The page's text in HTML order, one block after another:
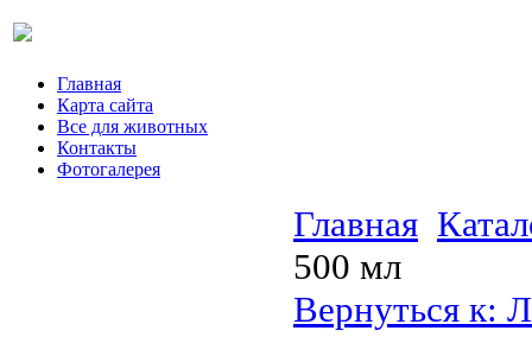
Главная
Карта сайта
Все для животных
Контакты
Фотогалерея
Главная
500 мл
Вернуться к: